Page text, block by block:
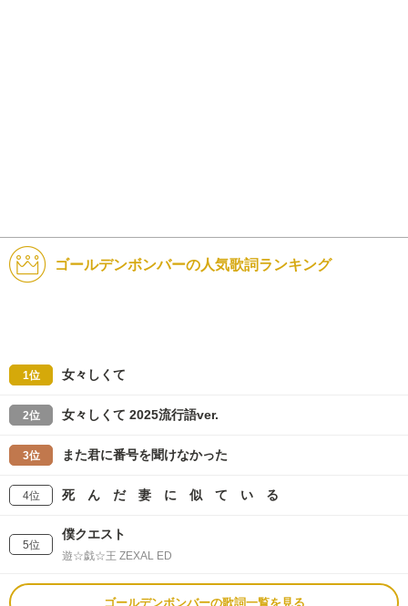
ゴールデンボンバーの人気歌詞ランキング
1位 女々しくて
2位 女々しくて 2025流行語ver.
3位 また君に番号を聞けなかった
4位 死 ん だ 妻 に 似 て い る
5位
僕クエスト
遊☆戯☆王 ZEXAL ED
ゴールデンボンバーの歌詞一覧を見る